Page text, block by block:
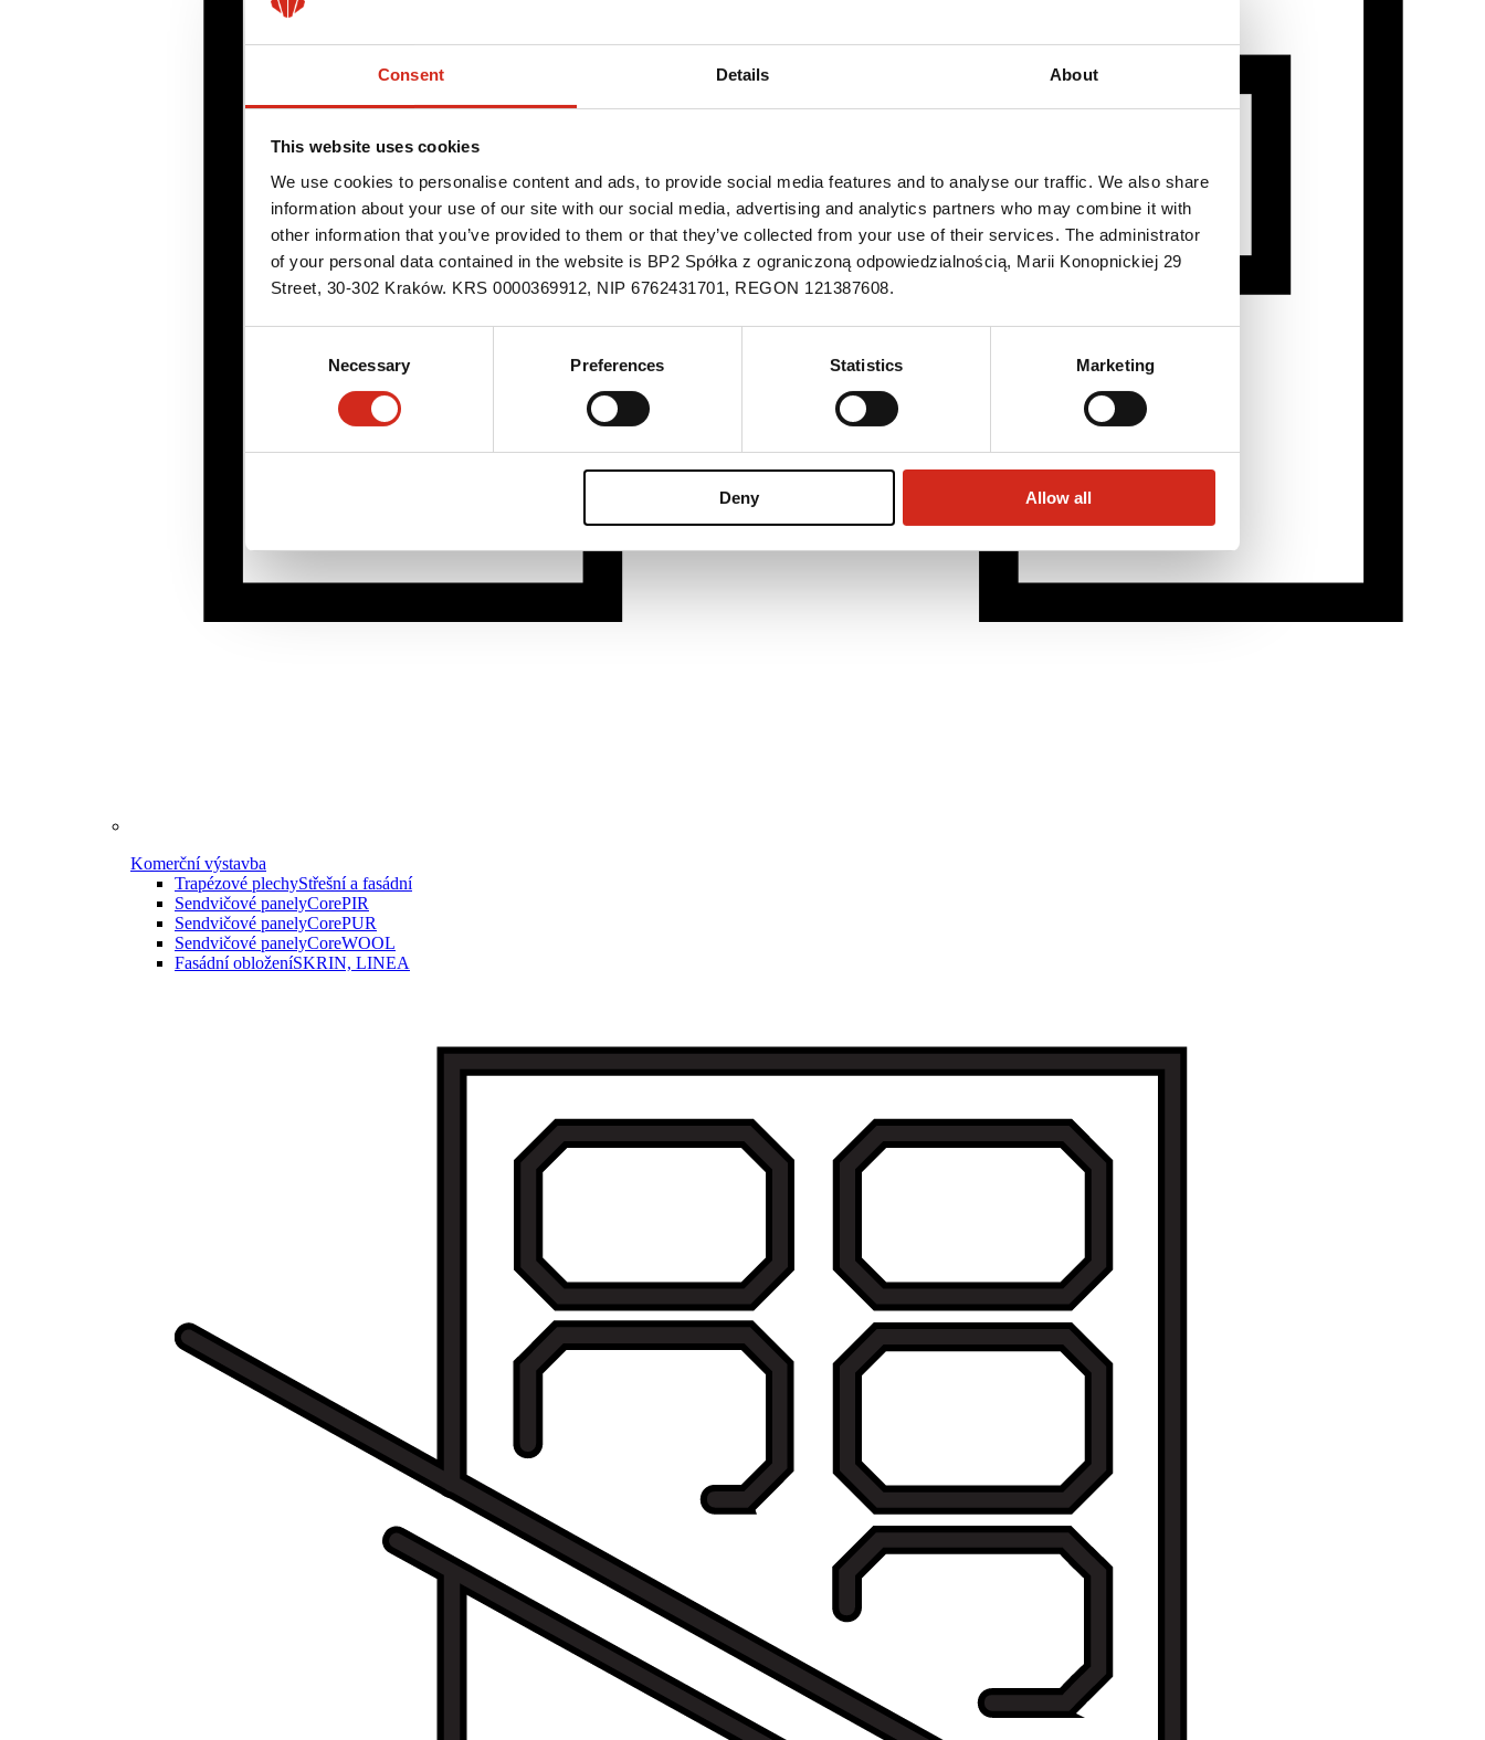
Consent Details About
This website uses cookies
We use cookies to personalise content and ads, to provide social media features and to analyse our traffic. We also share
information about your use of our site with our social media, advertising and analytics partners who may combine it with
other information that you’ve provided to them or that they’ve collected from your use of their services. The administrator
of your personal data contained in the website is BP2 Spółka z ograniczoną odpowiedzialnością, Marii Konopnickiej 29
Street, 30-302 Kraków. KRS 0000369912, NIP 6762431701, REGON 121387608.
Necessary Preferences Statistics Marketing
Deny Allow all
Komerční výstavba
Trapézové plechyStřešní a fasádní
Sendvičové panelyCorePIR
Sendvičové panelyCorePUR
Sendvičové panelyCoreWOOL
Fasádní obloženíSKRIN, LINEA